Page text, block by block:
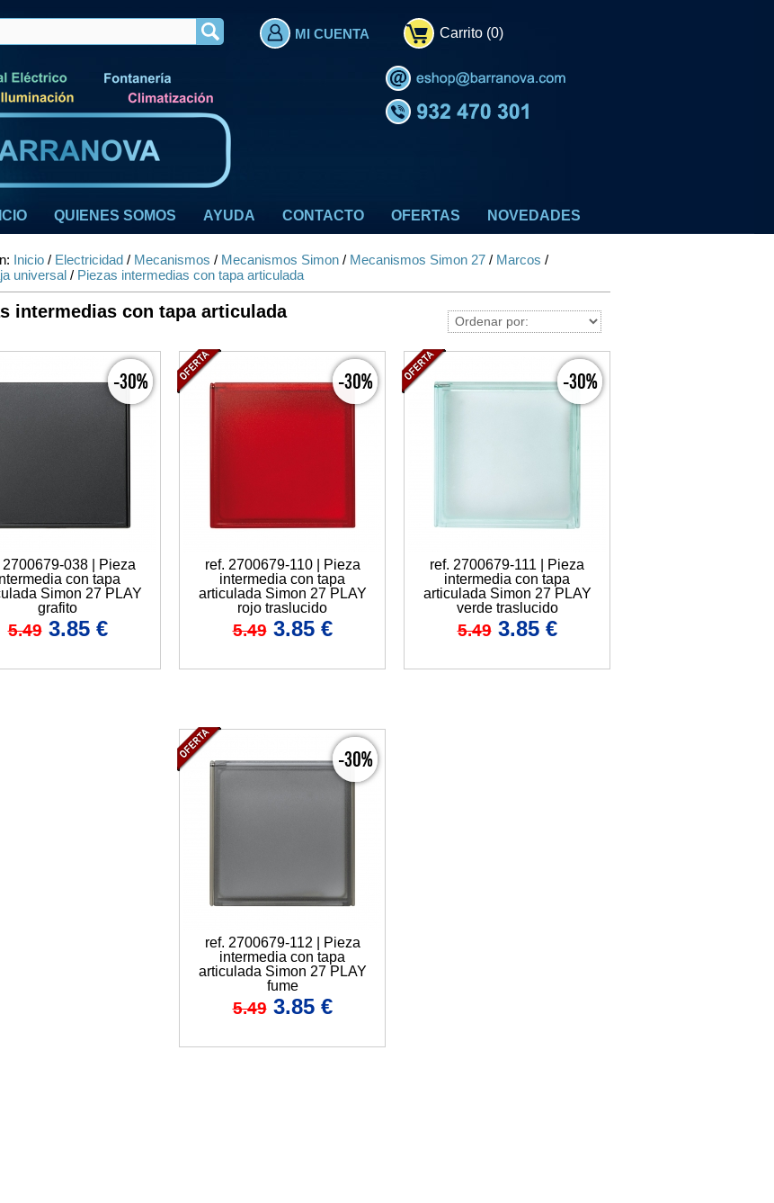
MI CUENTA Carrito (0)
QUIENES SOMOS AYUDA CONTACTO OFERTAS NOVEDADES
Inicio / Electricidad / Mecanismos / Mecanismos Simon / Mecanismos Simon 27 / Marcos /
universal / Piezas intermedias con tapa articulada
intermedias con tapa articulada
-30%
2700679-038 | Pieza
con tapa
Simon 27 PLAY
grafito
5.49 3.85€
-30%
ref. 2700679-110 | Pieza
intermedia con tapa
articulada Simon 27 PLAY
rojo traslucido
5.49 3.85€
-30%
ref. 2700679-111 | Pieza
intermedia con tapa
articulada Simon 27 PLAY
verde traslucido
5.49 3.85€
-30%
ref. 2700679-112 | Pieza
intermedia con tapa
articulada Simon 27 PLAY
fume
5.49 3.85€